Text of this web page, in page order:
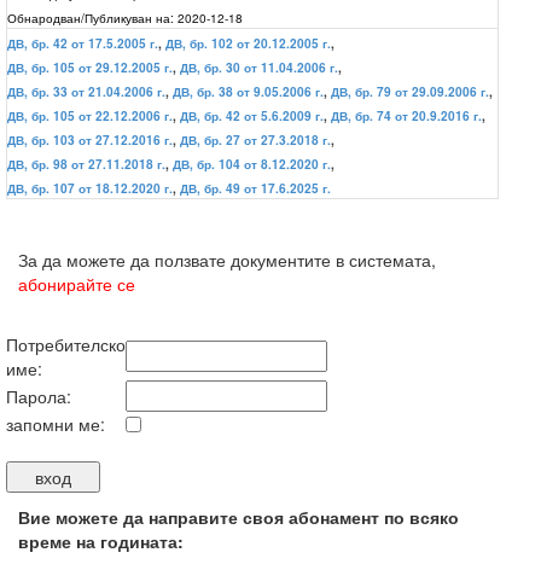
Обнародван/Публикуван на: 2020-12-18
ДВ, бр. 42 от 17.5.2005 г., ДВ, бр. 102 от 20.12.2005 г.,
ДВ, бр. 105 от 29.12.2005 г., ДВ, бр. 30 от 11.04.2006 г.,
ДВ, бр. 33 от 21.04.2006 г., ДВ, бр. 38 от 9.05.2006 г., ДВ, бр. 79 от 29.09.2006 г.,
ДВ, бр. 105 от 22.12.2006 г., ДВ, бр. 42 от 5.6.2009 г., ДВ, бр. 74 от 20.9.2016 г.,
ДВ, бр. 103 от 27.12.2016 г., ДВ, бр. 27 от 27.3.2018 г.,
ДВ, бр. 98 от 27.11.2018 г., ДВ, бр. 104 от 8.12.2020 г.,
ДВ, бр. 107 от 18.12.2020 г., ДВ, бр. 49 от 17.6.2025 г.
За да можете да ползвате документите в системата,
абонирайте се
Потребителско
име:
Парола:
запомни ме:
Вие можете да направите своя абонамент по всяко
време на годината: